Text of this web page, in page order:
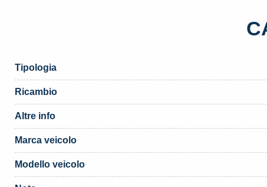
Tipologia
Ricambio
Altre info
Marca veicolo
Modello veicolo